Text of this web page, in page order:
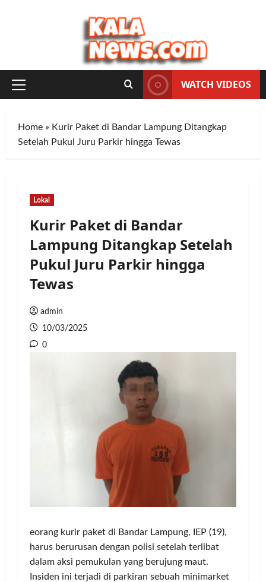
Primary
WATCH VIDEOS
Home » Kurir Paket di Bandar Lampung Ditangkap
Setelah Pukul Juru Parkir hingga Tewas
Lokal
Kurir Paket di Bandar
Lampung Ditangkap Setelah
Pukul Juru Parkir hingga
Tewas
admin
10/03/2025
0
eorang kurir paket di Bandar Lampung, IEP (19),
harus berurusan dengan polisi setelah terlibat
dalam aksi pemukulan yang berujung maut.
Insiden ini terjadi di parkiran sebuah minimarket